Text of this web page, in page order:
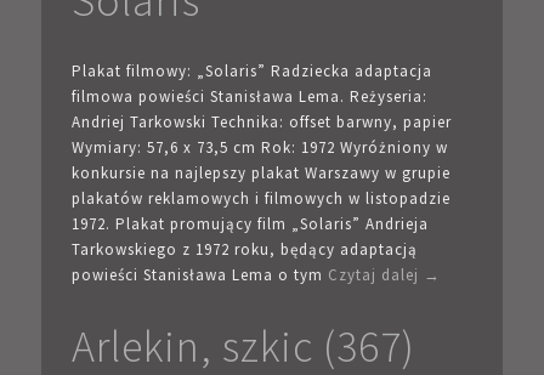
Plakat filmowy: „Solaris” Radziecka adaptacja
filmowa powieści Stanisława Lema. Reżyseria:
Andriej Tarkowski Technika: offset barwny, papier
Wymiary: 57,6 x 73,5 cm Rok: 1972 Wyróżniony w
konkursie na najlepszy plakat Warszawy w grupie
plakatów reklamowych i filmowych w listopadzie
1972. Plakat promujący film „Solaris” Andrieja
Tarkowskiego z 1972 roku, będący adaptacją
powieści Stanisława Lema o tym Czytaj dalej →
Arlekin, szkic (367)